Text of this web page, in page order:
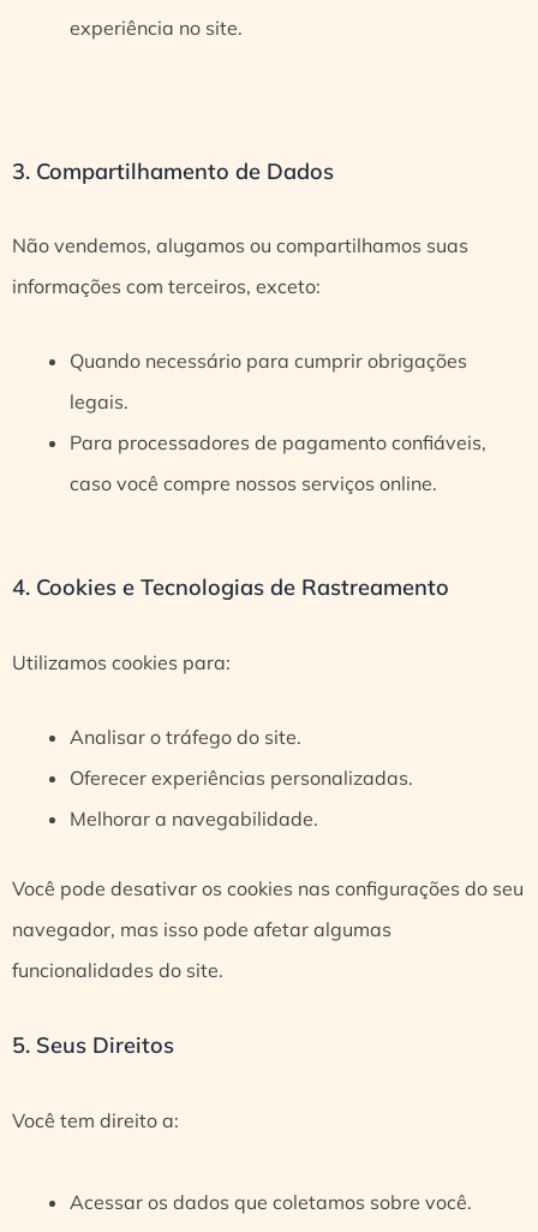
experiência no site.
3. Compartilhamento de Dados
Não vendemos, alugamos ou compartilhamos suas
informações com terceiros, exceto:
Quando necessário para cumprir obrigações
legais.
Para processadores de pagamento confiáveis,
caso você compre nossos serviços online.
4. Cookies e Tecnologias de Rastreamento
Utilizamos cookies para:
Analisar o tráfego do site.
Oferecer experiências personalizadas.
Melhorar a navegabilidade.
Você pode desativar os cookies nas configurações do seu
navegador, mas isso pode afetar algumas
funcionalidades do site.
5. Seus Direitos
Você tem direito a:
Acessar os dados que coletamos sobre você.